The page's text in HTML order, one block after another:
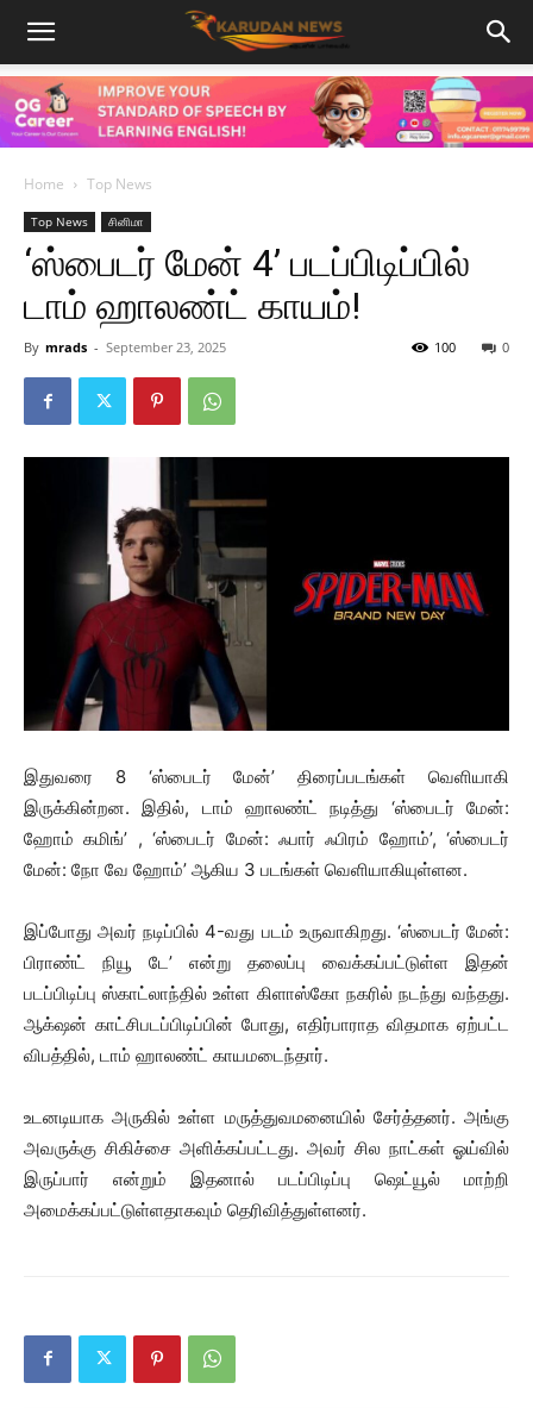
Home Top News
Top News சினிமா
‘ஸ்பைடர் மேன் 4’ படப்பிடிப்பில்
டாம் ஹாலண்ட் காயம்!
By mrads - September 23, 2025 0
100
இதுவரை 8 ‘ஸ்பைடர் மேன்’ திரைப்படங்கள் வெளியாகி
இருக்கின்றன. இதில், டாம் ஹாலண்ட் நடித்து ‘ஸ்பைடர் மேன்:
ஹோம் கமிங்’ , ‘ஸ்பைடர் மேன்: ஃபார் ஃபிரம் ஹோம்’, ‘ஸ்பைடர்
மேன்: நோ வே ஹோம்’ ஆகிய 3 படங்கள் வெளியாகியுள்ளன.
இப்போது அவர் நடிப்பில் 4-வது படம் உருவாகிறது. ‘ஸ்பைடர் மேன்:
பிராண்ட் நியூ டே’ என்று தலைப்பு வைக்கப்பட்டுள்ள இதன்
படப்பிடிப்பு ஸ்காட்லாந்தில் உள்ள கிளாஸ்கோ நகரில் நடந்து வந்தது.
ஆக்‌ஷன் காட்சிபடப்பிடிப்பின் போது, எதிர்பாராத விதமாக ஏற்பட்ட
விபத்தில், டாம் ஹாலண்ட் காயமடைந்தார்.
உடனடியாக அருகில் உள்ள மருத்துவமனையில் சேர்த்தனர். அங்கு
அவருக்கு சிகிச்சை அளிக்கப்பட்டது. அவர் சில நாட்கள் ஓய்வில்
இருப்பார் என்றும் இதனால் படப்பிடிப்பு ஷெட்யூல் மாற்றி
அமைக்கப்பட்டுள்ளதாகவும் தெரிவித்துள்ளனர்.